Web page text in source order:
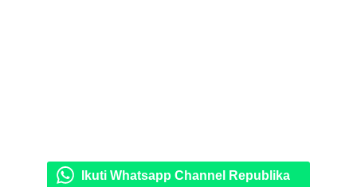
Ikuti Whatsapp Channel Republika